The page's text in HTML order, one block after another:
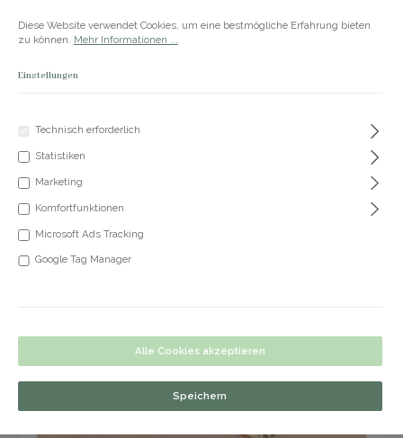
+49 5191 62 33 666
Diese Website verwendet Cookies, um eine bestmögliche Erfahrung bieten
zu können. Mehr Informationen ...
Einstellungen
Technisch erforderlich
Statistiken
Marketing
Komfortfunktionen
Microsoft Ads Tracking
Google Tag Manager
Alle Cookies akzeptieren
Speichern